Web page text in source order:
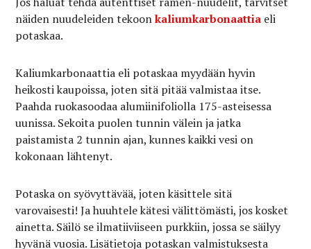
näiden nuudeleiden tekoonkaliumkarbonaattia eli
potaskaa.
Kaliumkarbonaattia eli potaskaa myydään hyvin
heikosti kaupoissa, joten sitä pitää valmistaa itse.
Paahda ruokasoodaa alumiinifoliolla 175-asteisessa
uunissa. Sekoita puolen tunnin välein ja jatka
paistamista 2 tunnin ajan, kunnes kaikki vesi on
kokonaan lähtenyt.
Potaska on syövyttävää, joten käsittele sitä
varovaisesti! Ja huuhtele kätesi välittömästi, jos kosket
ainetta. Säilö se ilmatiiviiseen purkkiin, jossa se säilyy
hyvänä vuosia. Lisätietoja potaskan valmistuksesta